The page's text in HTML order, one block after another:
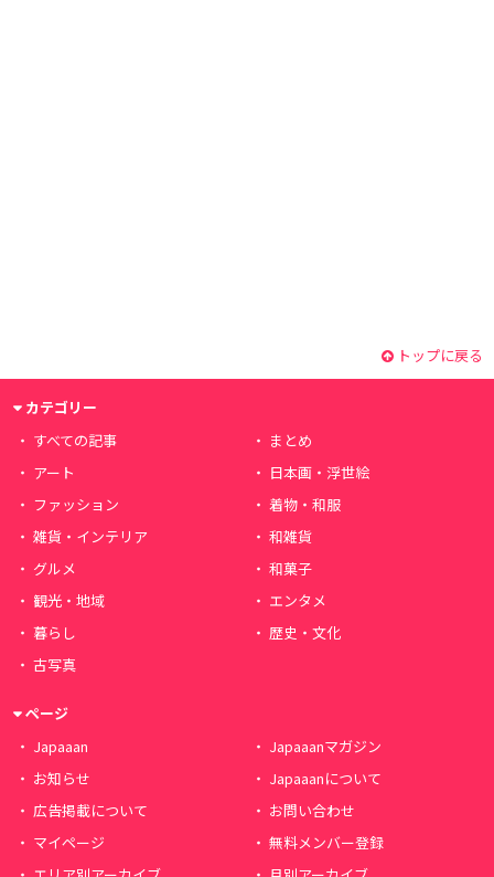
トップに戻る
カテゴリー
すべての記事
まとめ
アート
日本画・浮世絵
ファッション
着物・和服
雑貨・インテリア
和雑貨
グルメ
和菓子
観光・地域
エンタメ
暮らし
歴史・文化
古写真
ページ
Japaaan
Japaaanマガジン
お知らせ
Japaaanについて
広告掲載について
お問い合わせ
マイページ
無料メンバー登録